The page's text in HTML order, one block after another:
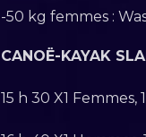
-50 kg femmes :
CANOË-KAYAK
15 h 30 X1 Femmes, 1